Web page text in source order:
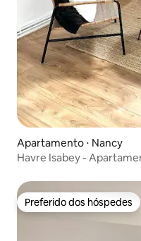
Apartamento ⋅ Nancy
Havre Isabey -
Preferido dos hóspedes
Preferido dos hóspedes